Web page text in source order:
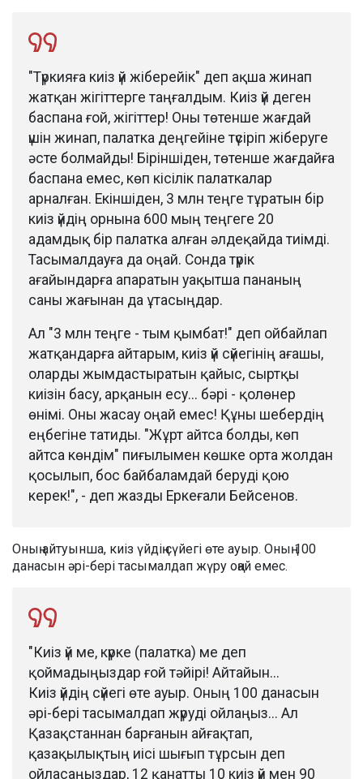
"Түркияға киіз үй жіберейік" деп ақша жинап
жатқан жігіттерге таңғалдым. Киіз үй деген
баспана ғой, жігіттер! Оны төтенше жағдай
үшін жинап, палатка деңгейіне түсіріп жіберуге
әсте болмайды! Біріншіден, төтенше жағдайға
баспана емес, көп кісілік палаткалар
арналған. Екіншіден, 3 млн теңге тұратын бір
киіз үйдің орнына 600 мың теңгеге 20
адамдық бір палатка алған әлдеқайда тиімді.
Тасымалдауға да оңай. Сонда түрік
ағайындарға апаратын уақытша пананың
саны жағынан да ұтасыңдар.
Ал "3 млн теңге - тым қымбат!" деп ойбайлап
жатқандарға айтарым, киіз үй сүйегінің ағашы,
оларды жымдастыратын қайыс, сыртқы
киізін басу, арқанын есу... бәрі - қолөнер
өнімі. Оны жасау оңай емес! Құны шебердің
еңбегіне татиды. "Жұрт айтса болды, көп
айтса көндім" пиғылымен көшке орта жолдан
қосылып, бос байбаламдай беруді қою
керек!", - деп жазды Еркеғали Бейсенов.
Оның айтуынша, киіз үйдің сүйегі өте ауыр. Оның 100
данасын әрі-бері тасымалдап жүру оңай емес.
"Киіз үй ме, күрке (палатка) ме деп
қоймадыңыздар ғой тәйірі! Айтайын...
Киіз үйдің сүйегі өте ауыр. Оның 100 данасын
әрі-бері тасымалдап жүруді ойлаңыз... Ал
Қазақстаннан барғанын айғақтап,
қазақылықтың иісі шығып тұрсын деп
ойласаңыздар, 12 қанатты 10 киіз үй мен 90